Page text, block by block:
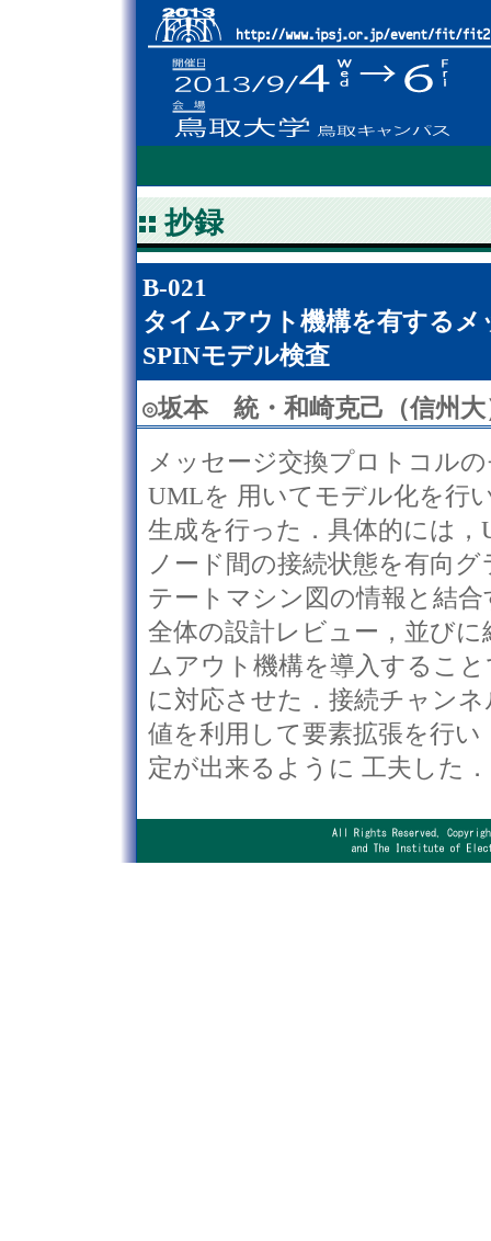
抄録
B-021
タイムアウト機構を有する
SPINモデル検査
◎坂本 統・和崎克己（信州大
メッセージ交換プロトコル
UMLを 用いてモデル化を行
生成を行った．具体的には
ノード間の接続状態を有向
テートマシン図の情報と結
全体の設計レビュー，並び
ムアウト機構を導入するこ
に対応させた．接続チャン
値を利用して要素拡張を行
定が出来るように 工夫した．